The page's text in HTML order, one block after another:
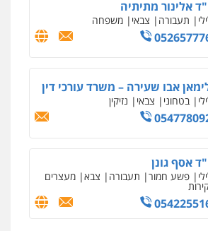
זהבי משרד עורכי דין
משפחה
איהאב ג'לג'ולי
מעצרים וחקירות עורכי דין לענייני
בן שושן, עורך דין פלילי